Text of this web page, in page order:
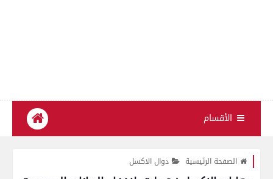
الأقسام
الصفحة الرئيسية دوال الاكسل